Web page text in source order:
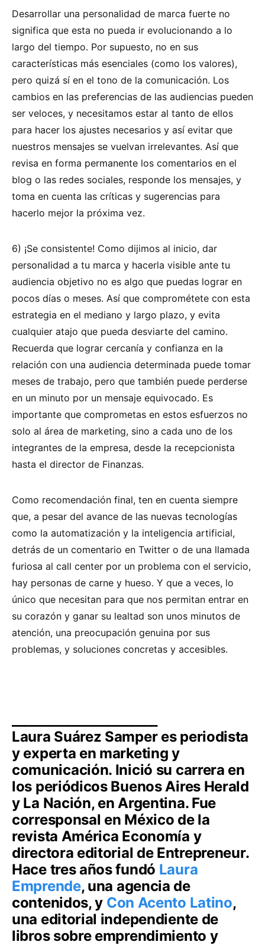
Desarrollar una personalidad de marca fuerte no
significa que esta no pueda ir evolucionando a lo
largo del tiempo. Por supuesto, no en sus
características más esenciales (como los valores),
pero quizá sí en el tono de la comunicación. Los
cambios en las preferencias de las audiencias pueden
ser veloces, y necesitamos estar al tanto de ellos
para hacer los ajustes necesarios y así evitar que
nuestros mensajes se vuelvan irrelevantes. Así que
revisa en forma permanente los comentarios en el
blog o las redes sociales, responde los mensajes, y
toma en cuenta las críticas y sugerencias para
hacerlo mejor la próxima vez.
6) ¡Se consistente! Como dijimos al inicio, dar
personalidad a tu marca y hacerla visible ante tu
audiencia objetivo no es algo que puedas lograr en
pocos días o meses. Así que comprométete con esta
estrategia en el mediano y largo plazo, y evita
cualquier atajo que pueda desviarte del camino.
Recuerda que lograr cercanía y confianza en la
relación con una audiencia determinada puede tomar
meses de trabajo, pero que también puede perderse
en un minuto por un mensaje equivocado. Es
importante que comprometas en estos esfuerzos no
solo al área de marketing, sino a cada uno de los
integrantes de la empresa, desde la recepcionista
hasta el director de Finanzas.
Como recomendación final, ten en cuenta siempre
que, a pesar del avance de las nuevas tecnologías
como la automatización y la inteligencia artificial,
detrás de un comentario en Twitter o de una llamada
furiosa al call center por un problema con el servicio,
hay personas de carne y hueso. Y que a veces, lo
único que necesitan para que nos permitan entrar en
su corazón y ganar su lealtad son unos minutos de
atención, una preocupación genuina por sus
problemas, y soluciones concretas y accesibles.
Laura Suárez Samper es periodista
y experta en marketing y
comunicación. Inició su carrera en
los periódicos Buenos Aires Herald
y La Nación, en Argentina. Fue
corresponsal en México de la
revista América Economía y
directora editorial de Entrepreneur.
Hace tres años fundó Laura
Emprende, una agencia de
contenidos, y Con Acento Latino,
una editorial independiente de
libros sobre emprendimiento y